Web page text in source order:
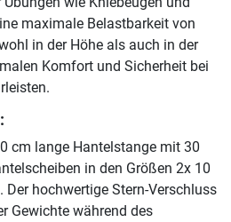
maximale Belastbarkeit von
in der Höhe als auch in der
Komfort und Sicherheit bei
cm lange Hantelstange mit 30
in den Größen 2x 10
Der hochwertige Stern-Verschluss
Gewichte während des